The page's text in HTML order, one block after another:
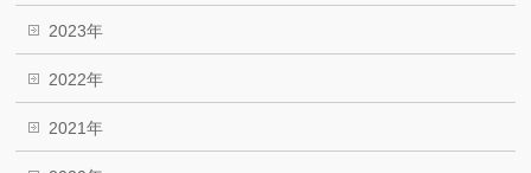
2023年
2022年
2021年